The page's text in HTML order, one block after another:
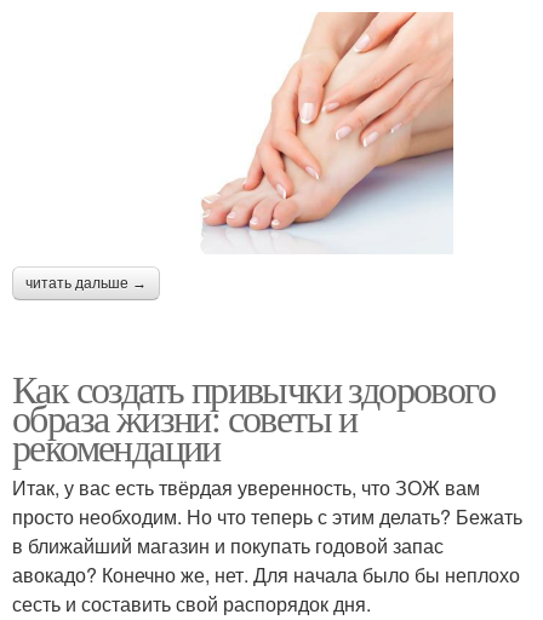
читать дальше →
Как создать привычки здорового
образа жизни: советы и
рекомендации
Итак, у вас есть твёрдая уверенность, что ЗОЖ вам
просто необходим. Но что теперь с этим делать? Бежать
в ближайший магазин и покупать годовой запас
авокадо? Конечно же, нет. Для начала было бы неплохо
сесть и составить свой распорядок дня.